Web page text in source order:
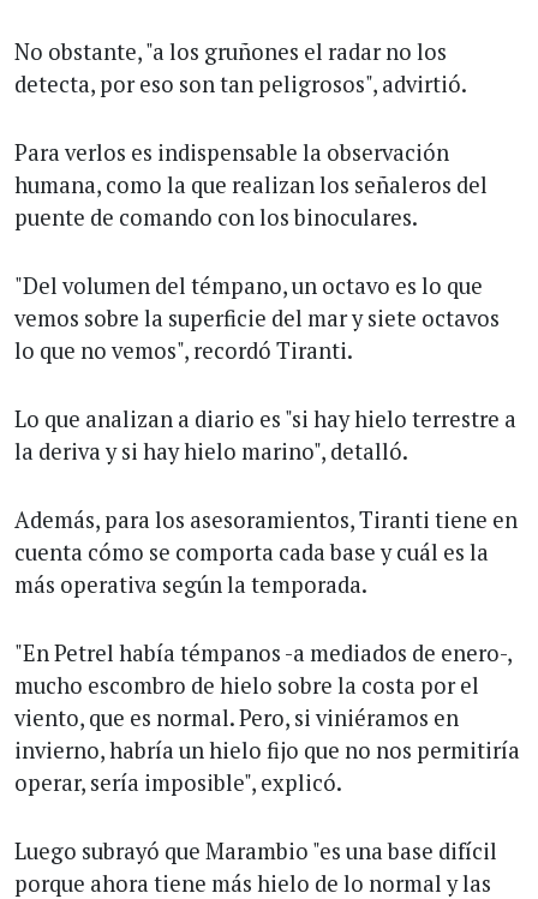
No obstante, "a los gruñones el radar no los
detecta, por eso son tan peligrosos", advirtió.
Para verlos es indispensable la observación
humana, como la que realizan los señaleros del
puente de comando con los binoculares.
"Del volumen del témpano, un octavo es lo que
vemos sobre la superficie del mar y siete octavos
lo que no vemos", recordó Tiranti.
Lo que analizan a diario es "si hay hielo terrestre a
la deriva y si hay hielo marino", detalló.
Además, para los asesoramientos, Tiranti tiene en
cuenta cómo se comporta cada base y cuál es la
más operativa según la temporada.
"En Petrel había témpanos -a mediados de enero-,
mucho escombro de hielo sobre la costa por el
viento, que es normal. Pero, si viniéramos en
invierno, habría un hielo fijo que no nos permitiría
operar, sería imposible", explicó.
Luego subrayó que Marambio "es una base difícil
porque ahora tiene más hielo de lo normal y las